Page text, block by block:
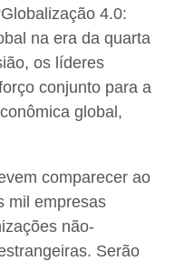
4.0:
na era da quarta
os líderes
conjunto para a
global,
comparecer ao
mil empresas
não-
Serão